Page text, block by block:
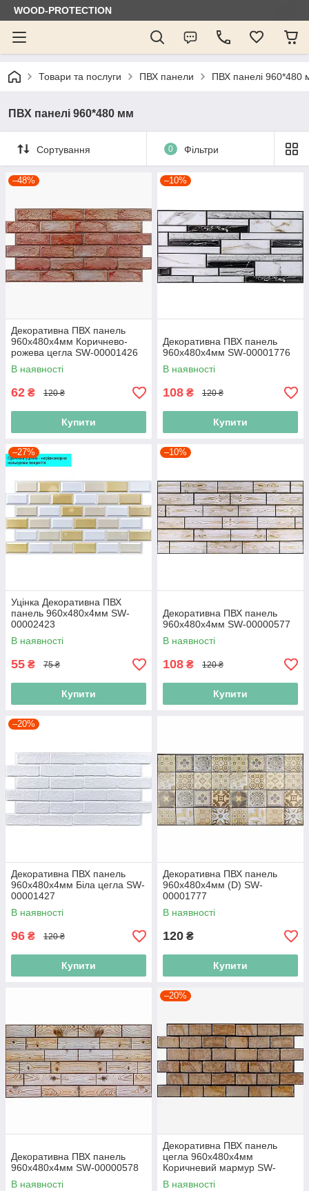
WOOD-PROTECTION
Товари та послуги ПВХ панели ПВХ панелі 960*480
ПВХ панелі 960*480 мм
Сортування 0 Фільтри
–48%
Декоративна ПВХ панель
960х480х4мм Коричнево-
рожева цегла SW-00001426
В наявності
62 ₴ 120 ₴
Купити
–10%
Декоративна ПВХ панель
960х480х4мм SW-00001776
В наявності
108 ₴ 120 ₴
Купити
–27%
Уцінка Декоративна ПВХ
панель 960х480х4мм SW-
00002423
В наявності
55 ₴ 75 ₴
Купити
–10%
Декоративна ПВХ панель
960х480х4мм SW-00000577
В наявності
108 ₴ 120 ₴
Купити
–20%
Декоративна ПВХ панель
960х480х4мм Біла цегла SW-
00001427
В наявності
96 ₴ 120 ₴
Купити
Декоративна ПВХ панель
960х480х4мм (D) SW-
00001777
В наявності
120 ₴
Купити
Декоративна ПВХ панель
960х480х4мм SW-00000578
В наявності
–20%
Декоративна ПВХ панель
цегла 960х480х4мм
Коричневий мармур SW-
00001428
В наявності